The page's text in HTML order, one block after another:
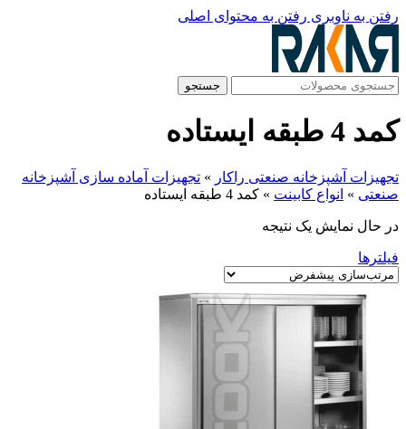
رفتن به ناوبری رفتن به محتوای اصلی
جستجو
کمد 4 طبقه ایستاده
تجهیزات آشپزخانه صنعتی راکار » تجهیزات آماده سازی آشپزخانه
صنعتی » انواع کابینت » کمد 4 طبقه ایستاده
در حال نمایش یک نتیجه
فیلترها